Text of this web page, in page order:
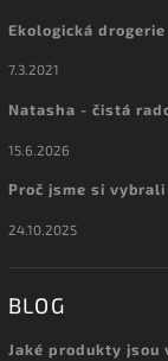
Ekologická drogerie
7.3.2021
Natasha - čistá
15.6.2026
Proč jsme si
24.10.2025
BLOG
Jaké produkty jsou